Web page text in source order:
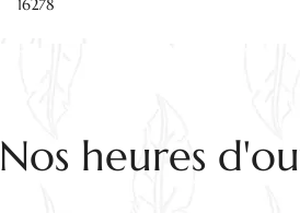
16278
Nos heures